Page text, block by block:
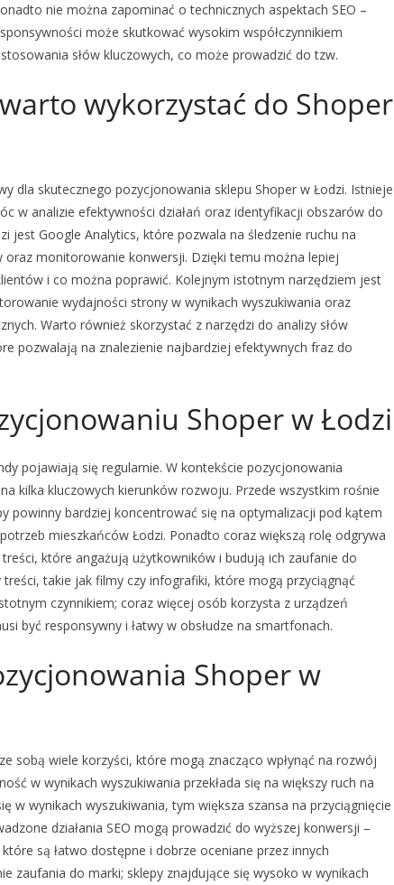
nie można zapominać o technicznych aspektach SEO –
może skutkować wysokim współczynnikiem
słów kluczowych, co może prowadzić do tzw.
wykorzystać do Shoper
dla skutecznego pozycjonowania sklepu Shoper w Łodzi. Istnieje
w analizie efektywności działań oraz identyfikacji obszarów do
jest Google Analytics, które pozwala na śledzenie ruchu na
monitorowanie konwersji. Dzięki temu można lepiej
i co można poprawić. Kolejnym istotnym narzędziem jest
wydajności strony w wynikach wyszukiwania oraz
Warto również skorzystać z narzędzi do analizy słów
pozwalają na znalezienie najbardziej efektywnych fraz do
Shoper w Łodzi
pojawiają się regularnie. W kontekście pozycjonowania
kilka kluczowych kierunków rozwoju. Przede wszystkim rośnie
powinny bardziej koncentrować się na optymalizacji pod kątem
mieszkańców Łodzi. Ponadto coraz większą rolę odgrywa
które angażują użytkowników i budują ich zaufanie do
takie jak filmy czy infografiki, które mogą przyciągnąć
czynnikiem; coraz więcej osób korzysta z urządzeń
być responsywny i łatwy w obsłudze na smartfonach.
Shoper w
sobą wiele korzyści, które mogą znacząco wpłynąć na rozwój
w wynikach wyszukiwania przekłada się na większy ruch na
w wynikach wyszukiwania, tym większa szansa na przyciągnięcie
działania SEO mogą prowadzić do wyższej konwersji –
są łatwo dostępne i dobrze oceniane przez innych
zaufania do marki; sklepy znajdujące się wysoko w wynikach